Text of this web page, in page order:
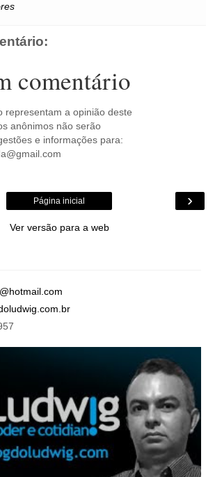
comentário
representam a opinião deste
anônimos não serão
e informações para:
›
Página inicial
Ver versão para a web